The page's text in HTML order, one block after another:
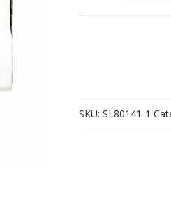
5000A,LuckCome
Fetal
Doppler
SKU: SL80141-1